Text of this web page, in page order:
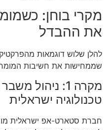
מקרי בוחן:
את ההבדל
להלן שלוש דוגמאות
שממחישות את חשיבות
מקרה 1: ניהול
טכנולוגיה ישראלית
חברת סטארט-אפ ישראלית